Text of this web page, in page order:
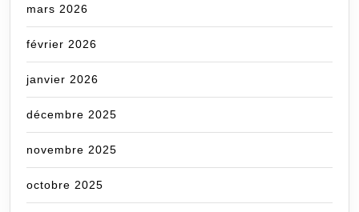
mars 2026
février 2026
janvier 2026
décembre 2025
novembre 2025
octobre 2025